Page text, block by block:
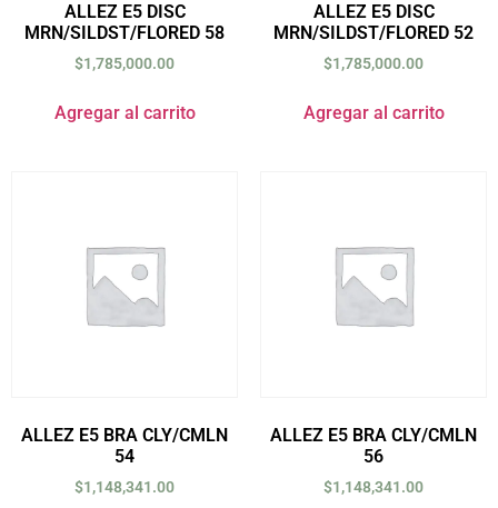
ALLEZ E5 DISC
MRN/SILDST/FLORED 58
$1,785,000.00
Agregar al carrito
ALLEZ E5 DISC
MRN/SILDST/FLORED 52
$1,785,000.00
Agregar al carrito
ALLEZ E5 BRA CLY/CMLN
54
$1,148,341.00
ALLEZ E5 BRA CLY/CMLN
56
$1,148,341.00